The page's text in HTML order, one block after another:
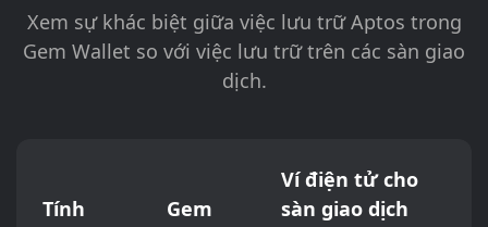
Xem sự khác biệt giữa việc lưu trữ Aptos trong
Gem Wallet so với việc lưu trữ trên các sàn giao
dịch.
Tính
Gem
Ví điện tử cho
sàn giao dịch